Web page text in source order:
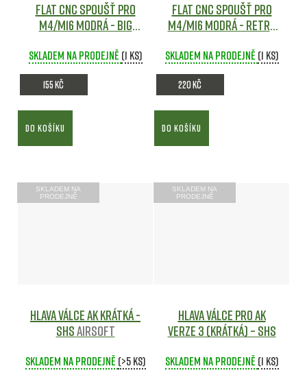
Flat CNC Spoušť pro
M4/M16 modrá - Big
Skladem na prodejně (1 ks)
155 Kč
DO KOŠÍKU
Flat CNC Spoušť pro
M4/M16 modrá - Retro
Skladem na prodejně (1 ks)
220 Kč
DO KOŠÍKU
SKLADEM NA
PRODEJNĚ
Hlava válce AK krátká -
SHSAirsoft
Skladem na prodejně (>5 ks)
SKLADEM NA
PRODEJNĚ
Hlava válce pro AK
verze 3 (krátká) – SHS
Skladem na prodejně (1 ks)